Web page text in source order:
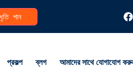
পান ফে
স
বু
প্রকল্প ব্লগ আমাদের সাথে যোগাযোগ